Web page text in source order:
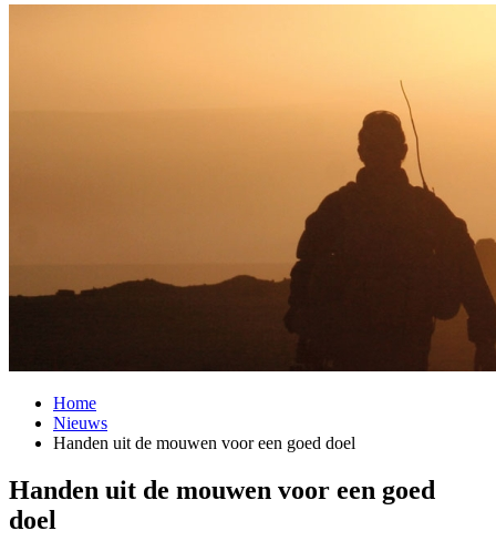
Home
Nieuws
Handen uit de mouwen voor een goed doel
Handen uit de mouwen voor een goed
doel